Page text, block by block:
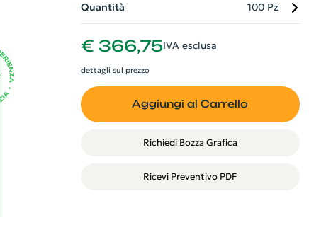
Quantità 100 Pz
€ 366,75IVA esclusa
dettagli sul prezzo
Aggiungi al Carrello
Richiedi Bozza Grafica
Ricevi Preventivo PDF